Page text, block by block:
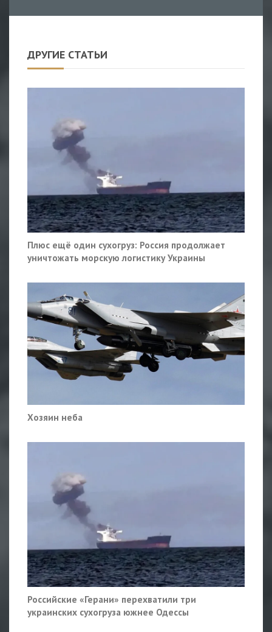
ДРУГИЕ СТАТЬИ
Плюс ещё один сухогруз: Россия продолжает
уничтожать морскую логистику Украины
Хозяин неба
Российские «Герани» перехватили три
украинских сухогруза южнее Одессы